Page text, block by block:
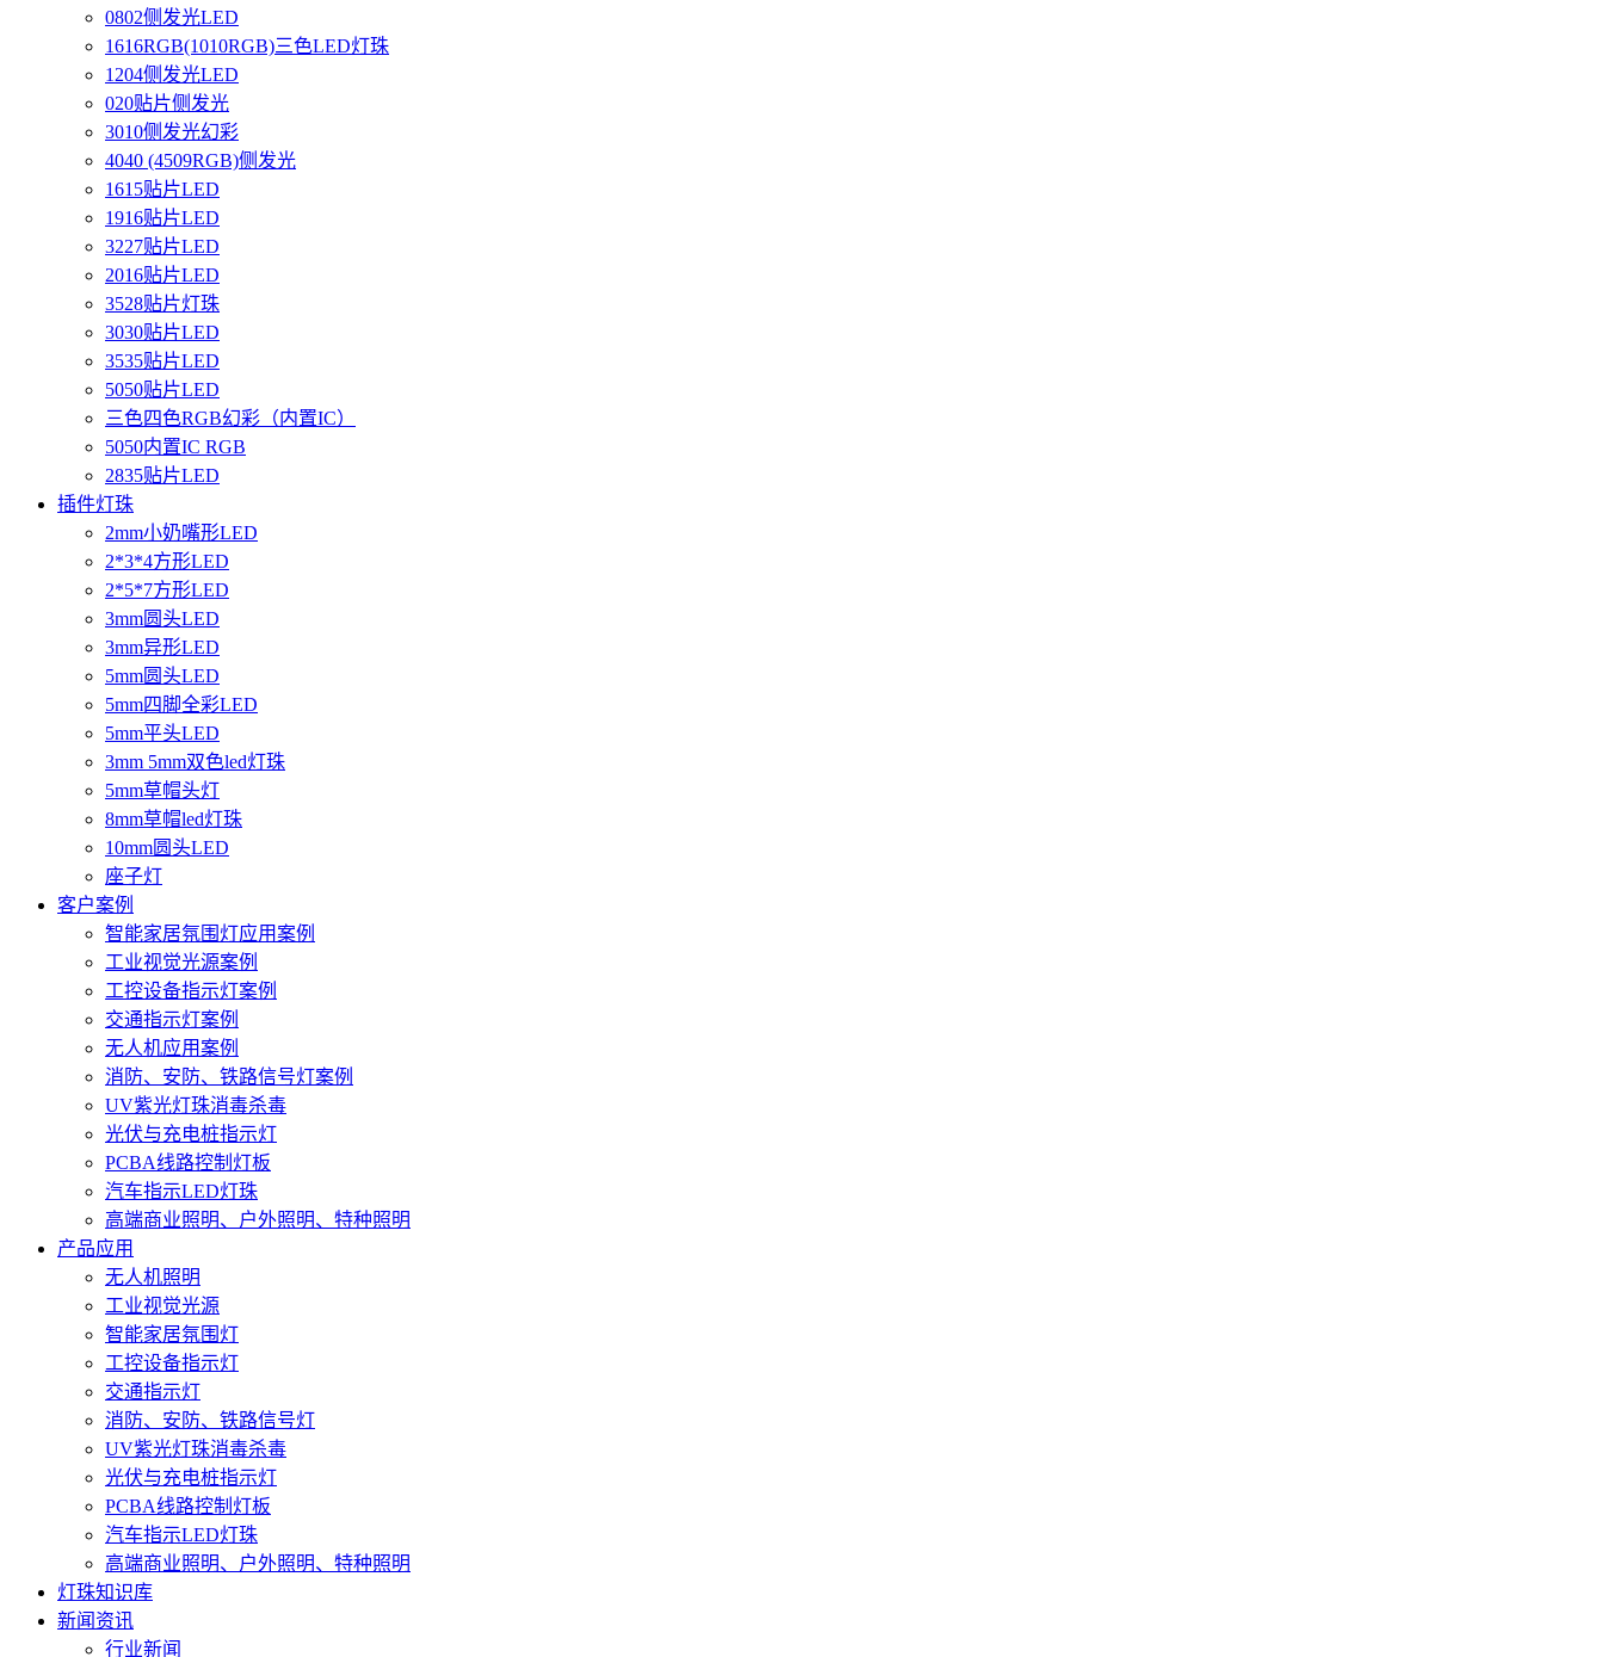
0802侧发光LED
1616RGB(1010RGB)三色LED灯珠
1204侧发光LED
020贴片侧发光
3010侧发光幻彩
4040 (4509RGB)侧发光
1615贴片LED
1916贴片LED
3227贴片LED
2016贴片LED
3528贴片灯珠
3030贴片LED
3535贴片LED
5050贴片LED
三色四色RGB幻彩（内置IC）
5050内置IC RGB
2835贴片LED
插件灯珠
2mm小奶嘴形LED
2*3*4方形LED
2*5*7方形LED
3mm圆头LED
3mm异形LED
5mm圆头LED
5mm四脚全彩LED
5mm平头LED
3mm 5mm双色led灯珠
5mm草帽头灯
8mm草帽led灯珠
10mm圆头LED
座子灯
客户案例
智能家居氛围灯应用案例
工业视觉光源案例
工控设备指示灯案例
交通指示灯案例
无人机应用案例
消防、安防、铁路信号灯案例
UV紫光灯珠消毒杀毒
光伏与充电桩指示灯
PCBA线路控制灯板
汽车指示LED灯珠
高端商业照明、户外照明、特种照明
产品应用
无人机照明
工业视觉光源
智能家居氛围灯
工控设备指示灯
交通指示灯
消防、安防、铁路信号灯
UV紫光灯珠消毒杀毒
光伏与充电桩指示灯
PCBA线路控制灯板
汽车指示LED灯珠
高端商业照明、户外照明、特种照明
灯珠知识库
新闻资讯
行业新闻